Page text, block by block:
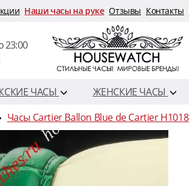
Наши часы на руке Отзывы Контакты
23:00
ЧАСЫ ЖЕНСКИЕ ЧАСЫ
Часы Cartier Ballon Blue de Cartier